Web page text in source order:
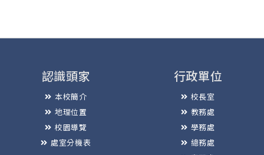
認識頭家
本校簡介
地理位置
校園導覽
處室分機表
行政單位
校長室
教務處
學務處
總務處